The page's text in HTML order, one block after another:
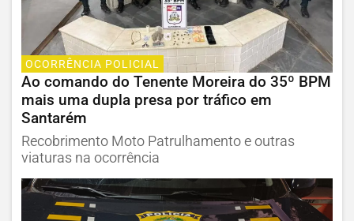
OCORRÊNCIA POLICIAL
Ao comando do Tenente Moreira do 35º BPM
mais uma dupla presa por tráfico em
Santarém
Recobrimento Moto Patrulhamento e outras
viaturas na ocorrência